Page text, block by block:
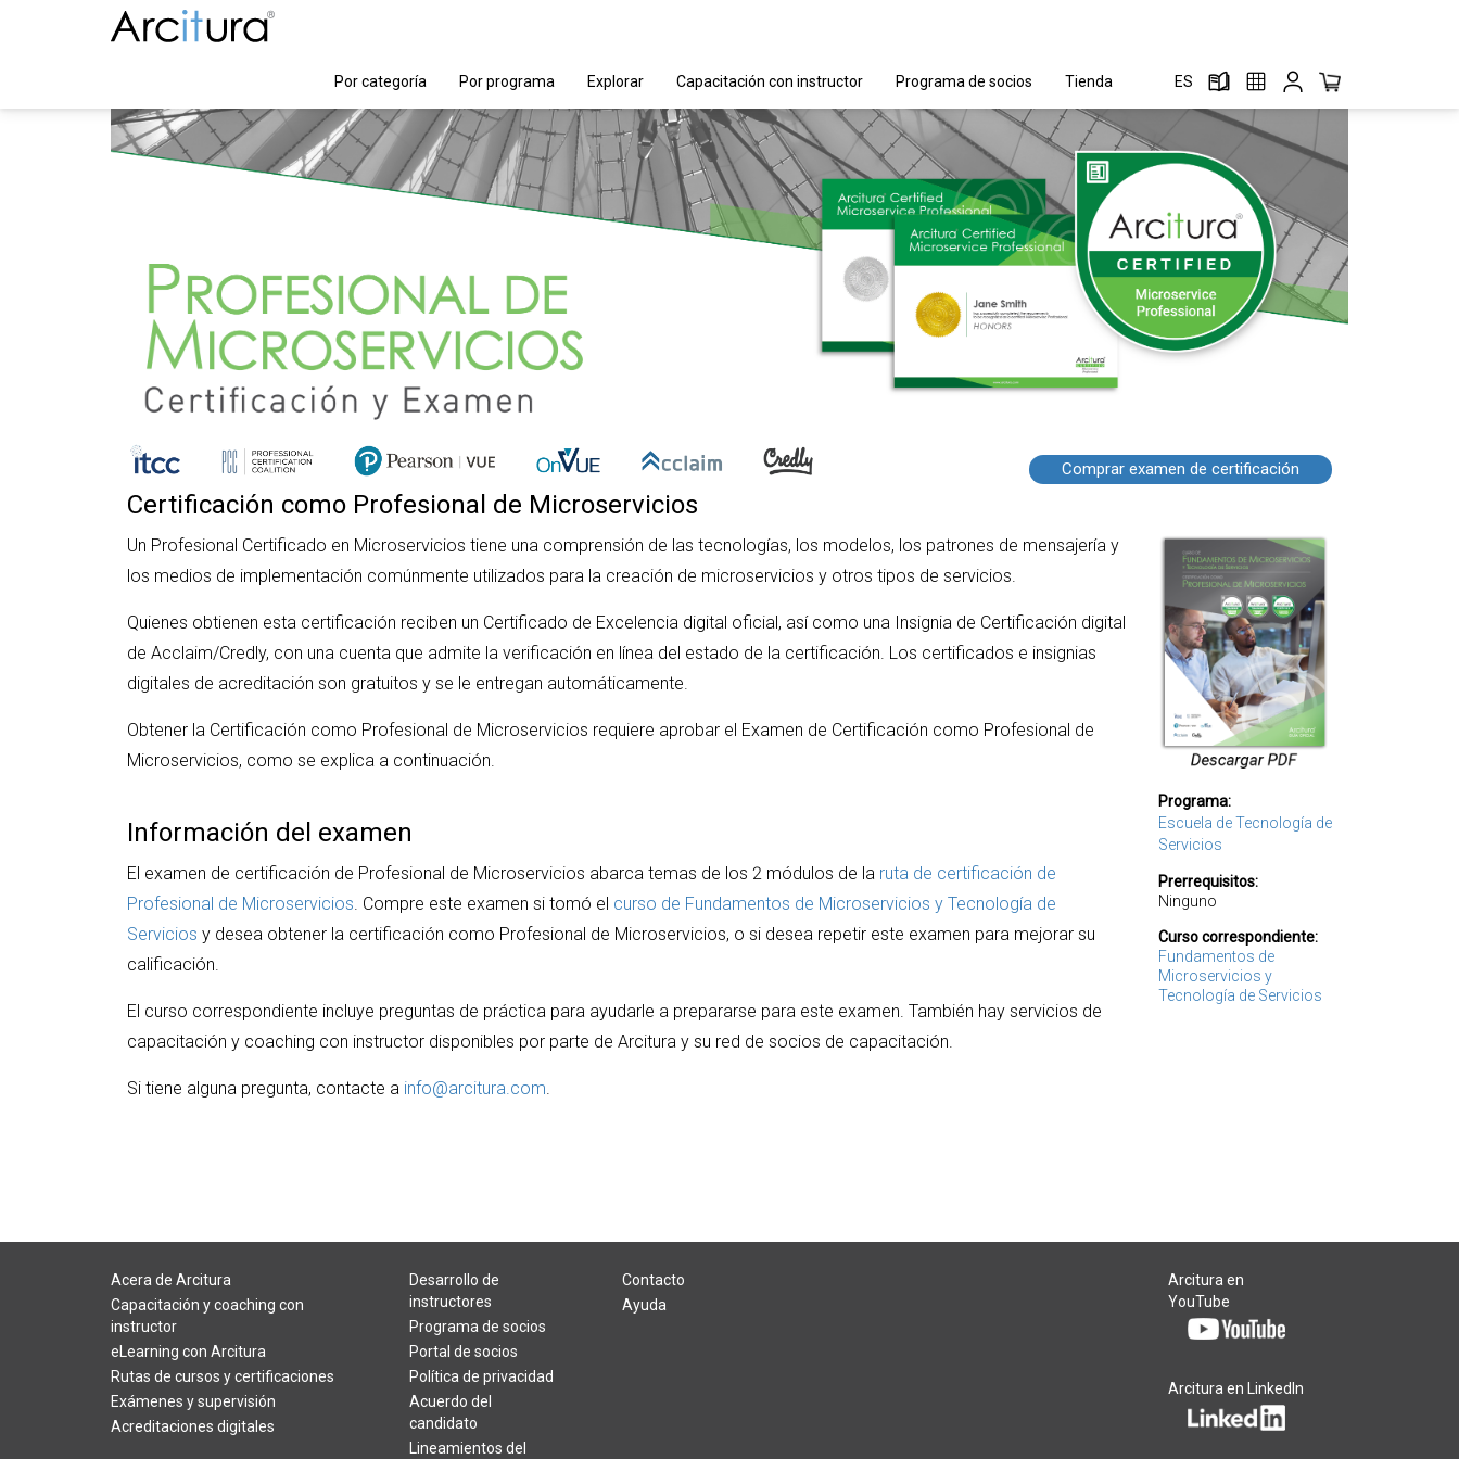
Por categoría Por programa Explorar Capacitación con instructor Programa de socios Tienda ES
Comprar examen de certificación
Certificación como Profesional de Microservicios
Un Profesional Certificado en Microservicios tiene una comprensión de las tecnologías, los modelos, los patrones de mensajería y
los medios de implementación comúnmente utilizados para la creación de microservicios y otros tipos de servicios.
Quienes obtienen esta certificación reciben un Certificado de Excelencia digital oficial, así como una Insignia de Certificación digital
de Acclaim/Credly, con una cuenta que admite la verificación en línea del estado de la certificación. Los certificados e insignias
digitales de acreditación son gratuitos y se le entregan automáticamente.
Obtener la Certificación como Profesional de Microservicios requiere aprobar el Examen de Certificación como Profesional de
Microservicios, como se explica a continuación.
Información del examen
El examen de certificación de Profesional de Microservicios abarca temas de los 2 módulos de la ruta de certificación de
Profesional de Microservicios . Compre este examen si tomó el curso de Fundamentos de Microservicios y Tecnología de
Servicios y desea obtener la certificación como Profesional de Microservicios, o si desea repetir este examen para mejorar su
calificación.
El curso correspondiente incluye preguntas de práctica para ayudarle a prepararse para este examen. También hay servicios de
capacitación y coaching con instructor disponibles por parte de Arcitura y su red de socios de capacitación.
Si tiene alguna pregunta, contacte a info@arcitura.com
Programa:
Escuela de Tecnología de
Servicios
Prerrequisitos:
Ninguno
Curso correspondiente:
Fundamentos de
Microservicios y
Tecnología de Servicios
Acera de Arcitura
Capacitación y coaching con
instructor
eLearning con Arcitura
Rutas de cursos y certificaciones
Exámenes y supervisión
Acreditaciones digitales
Desarrollo de
instructores
Programa de socios
Portal de socios
Política de privacidad
Acuerdo del
candidato
Lineamientos del
Contacto
Ayuda
Arcitura en
YouTube
Arcitura en LinkedIn